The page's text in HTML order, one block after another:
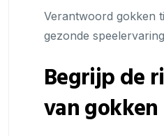
Verantwoord gokken
gezonde speelervaring
Begrijp de
van gokken